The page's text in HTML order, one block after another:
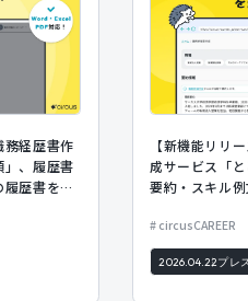
務経歴書作
」、履歴書
歴書をア
【新機能リリ
成サービス「
要約・スキル例
circusCAREER
2026.04.22プレ